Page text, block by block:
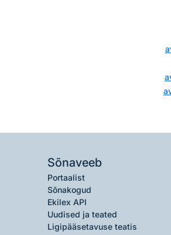
Sõnaveeb
Portaalist
Sõnakogud
Ekilex API
Uudised ja teated
Ligipääsetavuse teatis